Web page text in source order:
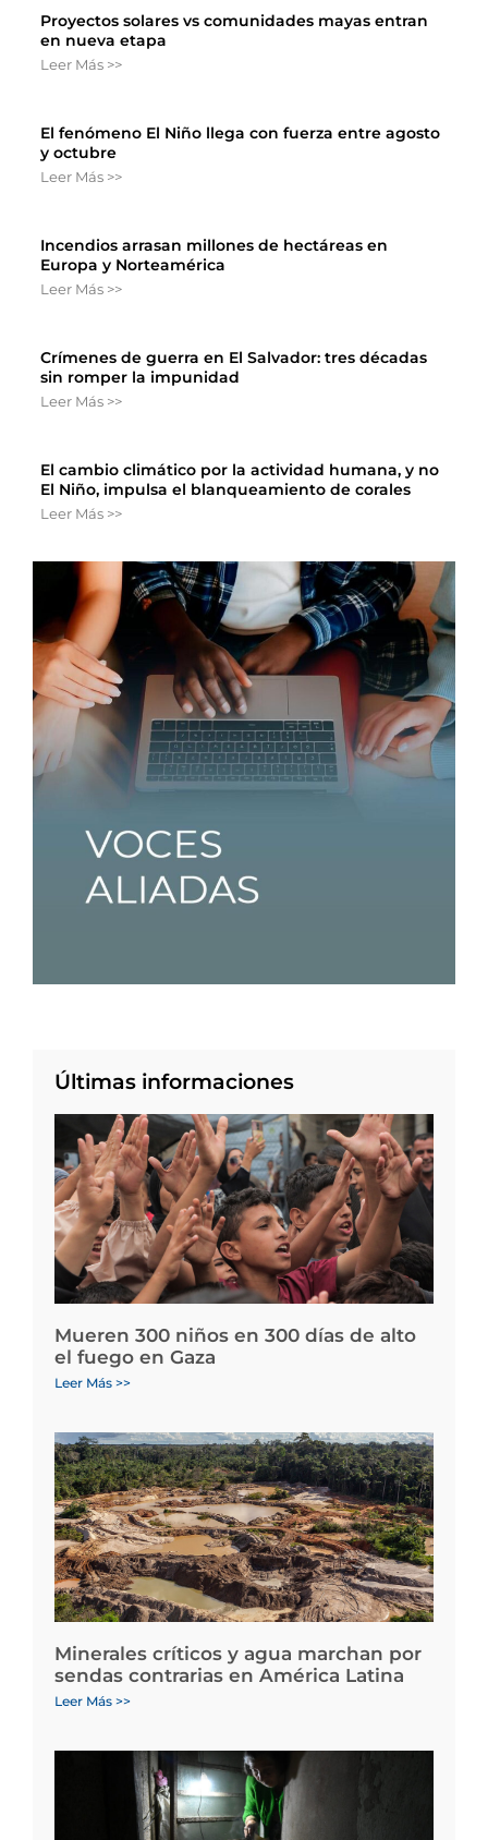
Proyectos solares vs comunidades mayas entran
en nueva etapa
Leer Más >>
El fenómeno El Niño llega con fuerza entre agosto
y octubre
Leer Más >>
Incendios arrasan millones de hectáreas en
Europa y Norteamérica
Leer Más >>
Crímenes de guerra en El Salvador: tres décadas
sin romper la impunidad
Leer Más >>
El cambio climático por la actividad humana, y no
El Niño, impulsa el blanqueamiento de corales
Leer Más >>
Últimas informaciones
Mueren 300 niños en 300 días de alto
el fuego en Gaza
Leer Más >>
Minerales críticos y agua marchan por
sendas contrarias en América Latina
Leer Más >>